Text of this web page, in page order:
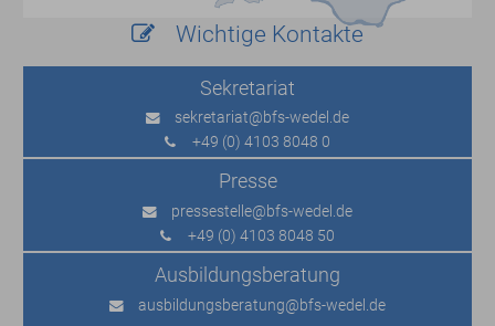
Wichtige Kontakte
Sekretariat
sekretariat@bfs-wedel.de
+49 (0) 4103 8048 0
Presse
pressestelle@bfs-wedel.de
+49 (0) 4103 8048 50
Ausbildungs­beratung
ausbildungsberatung@bfs-wedel.de